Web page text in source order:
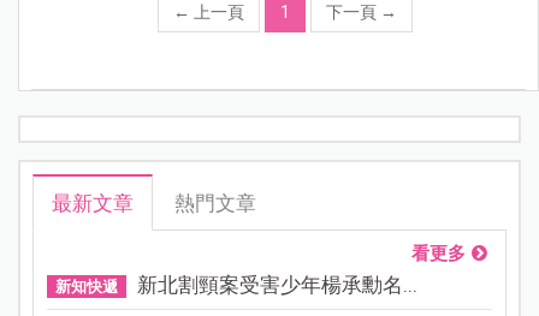
← 上一頁 1 下一頁 →
最新文章 熱門文章
看更多
新知快遞 新北割頸案受害少年楊承勳名...